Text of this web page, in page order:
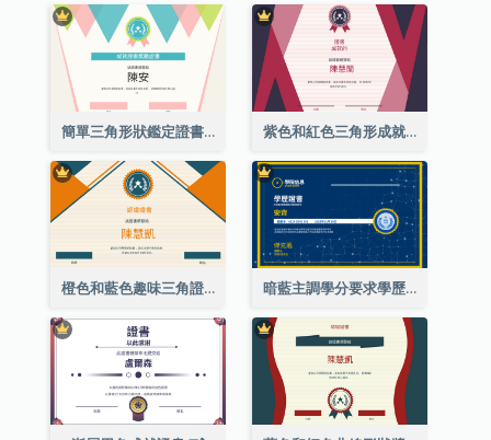
簡單三角形狀鑑定證書 紫色和紅色三角形成就證書
橙色和藍色趣味三角證書 暗藍主調學分要求學歷證書